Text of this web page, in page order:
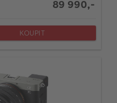
89 990,-
KOUPIT